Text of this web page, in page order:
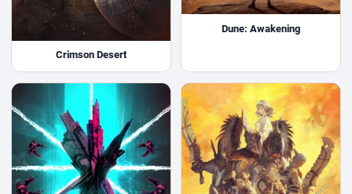
Crimson Desert
Dune: Awakening